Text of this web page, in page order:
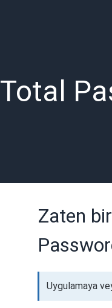
Total
Zaten
Uygulamaya